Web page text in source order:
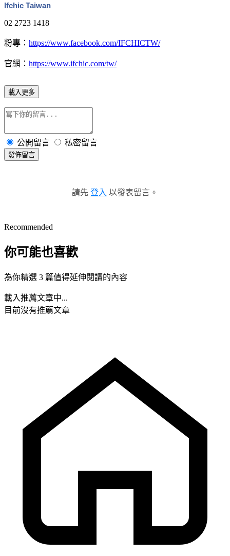
Ifchic Taiwan
02 2723 1418
粉專： https://www.facebook.com/IFCHICTW/
官網： https://www.ifchic.com/tw/
載入更多
公開留言 私密留言
發佈留言
請先 登入 以發表留言。
Recommended
你可能也喜歡
為你精選 3 篇值得延伸閱讀的內容
載入推薦文章中...
目前沒有推薦文章